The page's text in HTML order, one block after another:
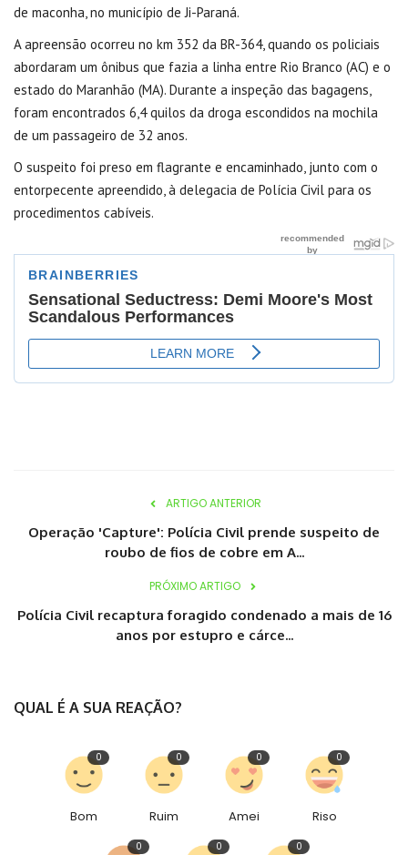
de maconha, no município de Ji-Paraná.
A apreensão ocorreu no km 352 da BR-364, quando os policiais
abordaram um ônibus que fazia a linha entre Rio Branco (AC) e o
estado do Maranhão (MA). Durante a inspeção das bagagens,
foram encontrados 6,4 quilos da droga escondidos na mochila
de um passageiro de 32 anos.
O suspeito foi preso em flagrante e encaminhado, junto com o
entorpecente apreendido, à delegacia de Polícia Civil para os
procedimentos cabíveis.
ARTIGO ANTERIOR
Operação 'Capture': Polícia Civil prende suspeito de
roubo de fios de cobre em A...
PRÓXIMO ARTIGO
Polícia Civil recaptura foragido condenado a mais de 16
anos por estupro e cárce...
QUAL É A SUA REAÇÃO?
Bom
0
Ruim
0
Amei
0
Riso
0
0 0 0